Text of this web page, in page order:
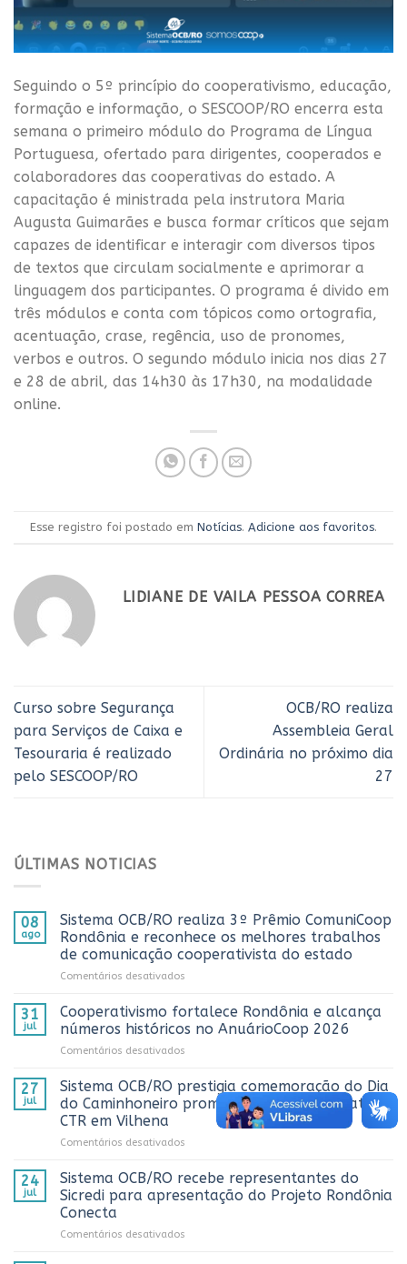
Seguindo o 5º princípio do cooperativismo, educação,
formação e informação, o SESCOOP/RO encerra esta
semana o primeiro módulo do Programa de Língua
Portuguesa, ofertado para dirigentes, cooperados e
colaboradores das cooperativas do estado. A
capacitação é ministrada pela instrutora Maria
Augusta Guimarães e busca formar críticos que sejam
capazes de identificar e interagir com diversos tipos
de textos que circulam socialmente e aprimorar a
linguagem dos participantes. O programa é divido em
três módulos e conta com tópicos como ortografia,
acentuação, crase, regência, uso de pronomes,
verbos e outros. O segundo módulo inicia nos dias 27
e 28 de abril, das 14h30 às 17h30, na modalidade
online.
Esse registro foi postado em Notícias. Adicione aos favoritos.
LIDIANE DE VAILA PESSOA CORREA
Curso sobre Segurança
para Serviços de Caixa e
Tesouraria é realizado
pelo SESCOOP/RO
OCB/RO realiza
Assembleia Geral
Ordinária no próximo dia
27
ÚLTIMAS NOTICIAS
08
ago
Sistema OCB/RO realiza 3º Prêmio ComuniCoop
Rondônia e reconhece os melhores trabalhos
de comunicação cooperativista do estado
Comentários desativados
OCB/RO
3º
Rondônia
e
reconhece
de
comunicação
cooperativista
31
jul
Cooperativismo fortalece Rondônia e alcança
números históricos no AnuárioCoop 2026
Comentários desativados
fortalece
Rondônia
e
alcança
no
AnuárioCoop
27
jul
Sistema OCB/RO prestigia comemoração do Dia
do Caminhoneiro promovida pela Cooperativa
CTR em Vilhena
Comentários desativados
OCB/RO
prestigia
comemoração
24
jul
Sistema OCB/RO recebe representantes do
Sicredi para apresentação do Projeto Rondônia
Conecta
Comentários desativados